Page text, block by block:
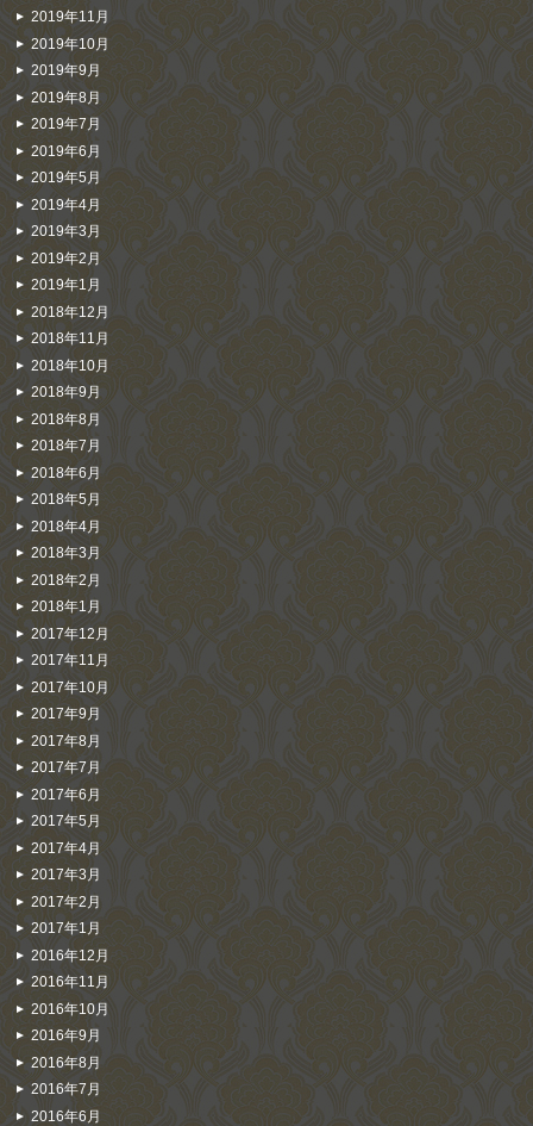
2019年11月
2019年10月
2019年9月
2019年8月
2019年7月
2019年6月
2019年5月
2019年4月
2019年3月
2019年2月
2019年1月
2018年12月
2018年11月
2018年10月
2018年9月
2018年8月
2018年7月
2018年6月
2018年5月
2018年4月
2018年3月
2018年2月
2018年1月
2017年12月
2017年11月
2017年10月
2017年9月
2017年8月
2017年7月
2017年6月
2017年5月
2017年4月
2017年3月
2017年2月
2017年1月
2016年12月
2016年11月
2016年10月
2016年9月
2016年8月
2016年7月
2016年6月